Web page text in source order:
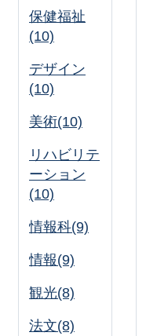
保健福祉
(10)
デザイン
(10)
美術(10)
リハビリテ
ーション
(10)
情報科(9)
情報(9)
観光(8)
法文(8)